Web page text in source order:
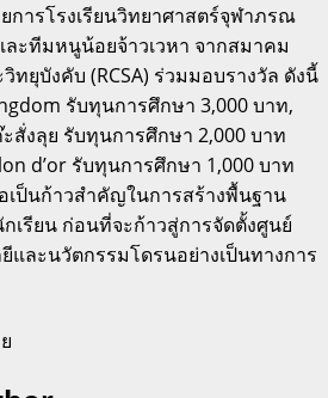
การโรงเรียนวิทยาศาสตร์จุฬาภรณ
ะทีมหนูน้อยจ้าวเวหา จากสมาคม
ทยุบังคับ (RCSA) ร่วมมอบรางวัล ดังนี้
รับทุนการศึกษา 3,000 บาท,
ะสั่งลุย รับทุนการศึกษา 2,000 บาท
d’or รับทุนการศึกษา 1,000 บาท
ก้าวสำคัญในการสร้างพื้นฐาน
เรียน ก่อนที่จะก้าวสู่การจัดตั้งศูนย์
และนวัตกรรมโดรนอย่างเป็นทางการ